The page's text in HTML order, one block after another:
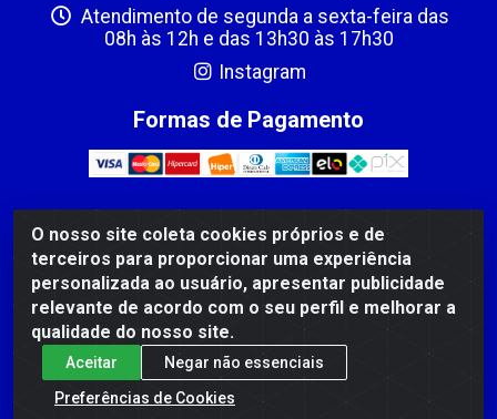
O nosso site coleta cookies próprios e de
terceiros para proporcionar uma experiência
personalizada ao usuário, apresentar publicidade
relevante de acordo com o seu perfil e melhorar a
qualidade do nosso site.
Aceitar
Negar não essenciais
Preferências de Cookies
Atendimento de segunda a sexta-feira das
08h às 12h e das 13h30 às 17h30
Instagram
Formas de Pagamento
DIST DE PROD ALIM SÃO ROQUE LTDA - AVENIDA
PROBAHIA, 501 - TOMBA - CIS, FEIRA DE SANTANA /BA
- CEP: 44.092-400 - CNPJ 03.705.630/0003-11